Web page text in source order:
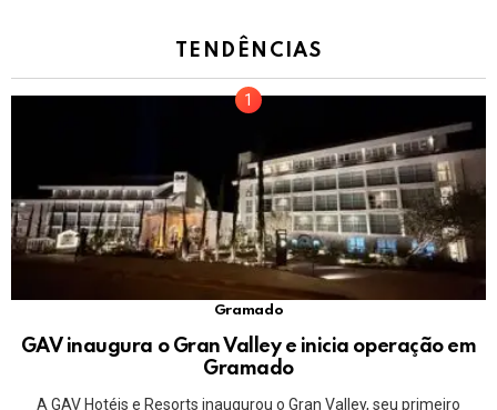
TENDÊNCIAS
Gramado
GAV inaugura o Gran Valley e inicia operação em
Gramado
A GAV Hotéis e Resorts inaugurou o Gran Valley, seu primeiro